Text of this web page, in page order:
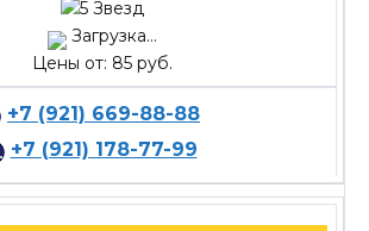
Загрузка...
Цены от: 85 руб.
+7 (921) 669-88-88
+7 (921) 178-77-99